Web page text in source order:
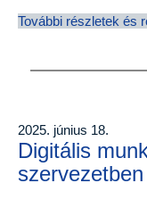
További részletek és
2025. június 18.
Digitális
szervezetben